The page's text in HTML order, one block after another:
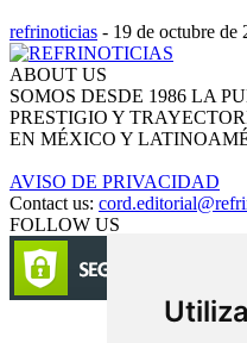
refrinoticias - 19 de octubre de
ABOUT US
SOMOS DESDE 1986 LA
PRESTIGIO Y
EN MÉXICO Y
AVISO DE PRIVACIDAD
Contact us:
FOLLOW US